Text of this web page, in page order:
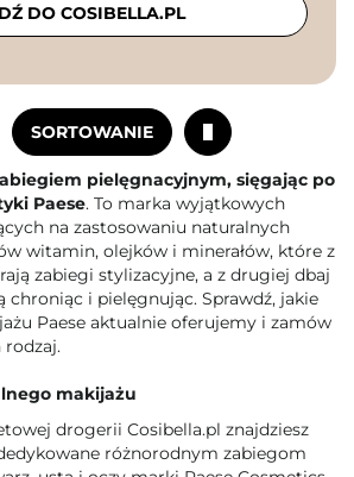
SORTOWANIE
DO COSIBELLA.PL
pielęgnacyjnym, sięgając po
Paese. To marka wyjątkowych
na zastosowaniu naturalnych
witamin, olejków i minerałów, które z
zabiegi stylizacyjne, a z drugiej dbaj
chroniąc i pielęgnując. Sprawdź, jakie
Paese aktualnie oferujemy i zamów
rodzaj.
makijażu
drogerii Cosibella.pl znajdziesz
różnorodnym zabiegom